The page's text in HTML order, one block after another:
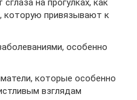
на прогулках, как
которую привязывают к
особенно
которые особенно
взглядам